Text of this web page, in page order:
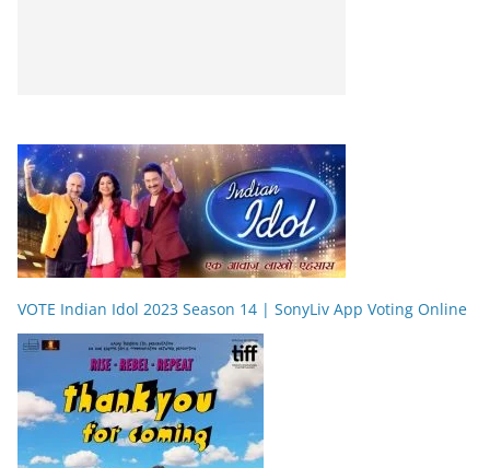
VOTE Indian Idol 2023 Season 14 | SonyLiv App Voting Online